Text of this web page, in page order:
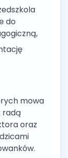
do
mowa
radą
oraz